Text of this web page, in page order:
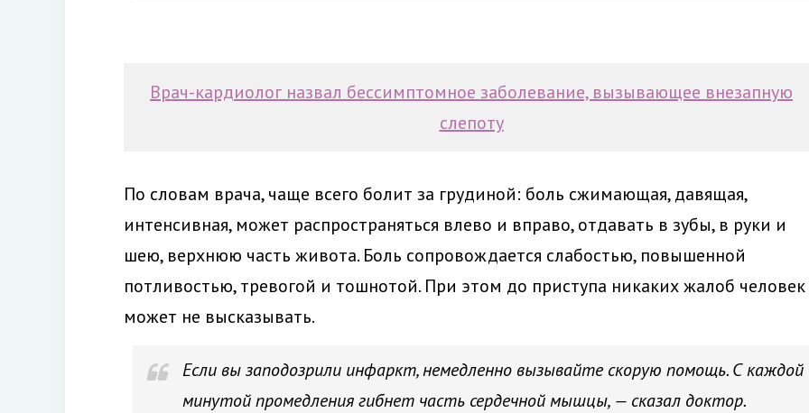
Врач-кардиолог назвал бессимптомное заболевание, вызывающее внезапную
слепоту
По словам врача, чаще всего болит за грудиной: боль сжимающая, давящая,
интенсивная, может распространяться влево и вправо, отдавать в зубы, в руки и
шею, верхнюю часть живота. Боль сопровождается слабостью, повышенной
потливостью, тревогой и тошнотой. При этом до приступа никаких жалоб человек
может не высказывать.
Если вы заподозрили инфаркт, немедленно вызывайте скорую помощь. С каждой
минутой промедления гибнет часть сердечной мышцы, — сказал доктор.